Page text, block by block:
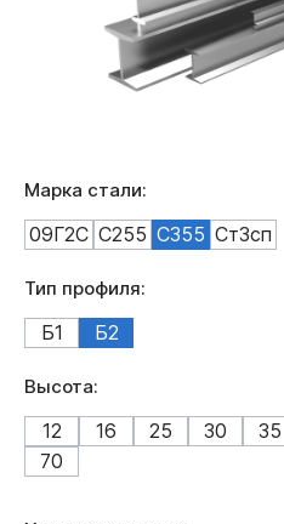
Марка стали:
09Г2С С255 С355 Ст3сп
Тип профиля:
Б1 Б2
Высота:
12 16 25 30 35
70